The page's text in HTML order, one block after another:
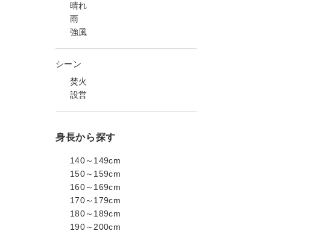
晴れ
雨
強風
シーン
焚火
設営
身長から探す
140～149cm
150～159cm
160～169cm
170～179cm
180～189cm
190～200cm